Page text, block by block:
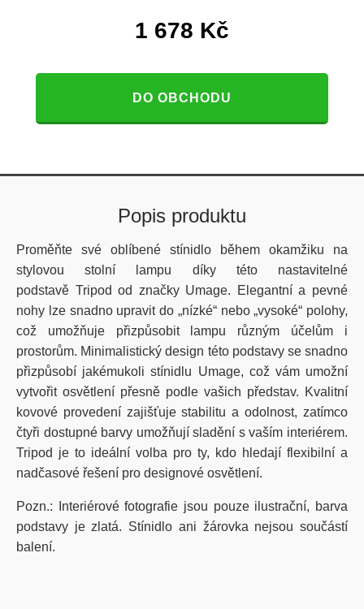
1 678 Kč
DO OBCHODU
Popis produktu
Proměňte své oblíbené stínidlo během okamžiku na
stylovou stolní lampu díky této nastavitelné
podstavě Tripod od značky Umage.
Elegantní a pevné
nohy lze snadno upravit do „nízké“ nebo „vysoké“ polohy,
což umožňuje přizpůsobit lampu různým účelům i
prostorům. Minimalistický design této podstavy se snadno
přizpůsobí jakémukoli stínidlu Umage, což vám umožní
vytvořit osvětlení přesně podle vašich představ. Kvalitní
kovové provedení zajišťuje stabilitu a odolnost, zatímco
čtyři dostupné barvy umožňují sladění s vaším interiérem.
Tripod je to ideální volba pro ty, kdo hledají flexibilní a
nadčasové řešení pro designové osvětlení.
Pozn.: Interiérové fotografie jsou pouze ilustrační, barva
podstavy je zlatá. Stínidlo ani žárovka nejsou součástí
balení.